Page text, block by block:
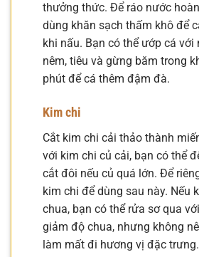
thưởng thức. Để ráo nước
dùng khăn sạch thấm khô để
khi nấu. Bạn có thể ướp cá với
nêm, tiêu và gừng băm trong
phút để cá thêm đậm đà.
Kim chi
Cắt kim chi cải thảo thành
với kim chi củ cải, bạn có thể
cắt đôi nếu củ quá lớn. Để
kim chi để dùng sau này. Nếu
chua, bạn có thể rửa sơ qua
giảm độ chua, nhưng không
làm mất đi hương vị đặc trưng.